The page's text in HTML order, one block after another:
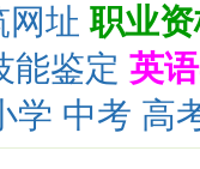
网址 职业
能鉴定 英
学 中考 高